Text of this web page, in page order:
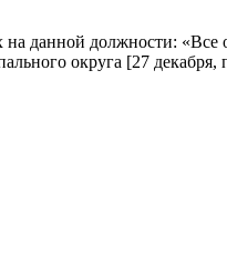
данной должности:
округа [27